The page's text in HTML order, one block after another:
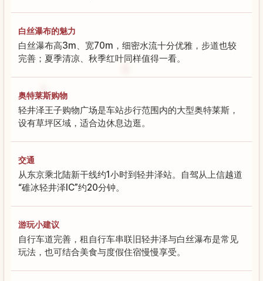
白丝瀑布的魅力
白丝瀑布高3m、宽70m，细密水流十分优雅，步道也较
完善；夏季清凉、秋季红叶同样值得一看。
奥特莱斯购物
轻井泽王子购物广场是车站步行范围内的大型奥特莱斯，
设有草坪区域，适合边休息边逛。
交通
从东京乘北陆新干线约1小时到轻井泽站。自驾从上信越道
“碓冰轻井泽IC”约20分钟。
游玩小建议
自行车道完善，租自行车串联旧轻井泽与白丝瀑布是常见
玩法，也可结合美食与度假住宿慢慢享受。